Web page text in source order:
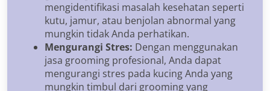
mengidentifikasi masalah kesehatan seperti
kutu, jamur, atau benjolan abnormal yang
mungkin tidak Anda perhatikan.
Mengurangi Stres: Dengan menggunakan
jasa grooming profesional, Anda dapat
mengurangi stres pada kucing Anda yang
mungkin timbul dari grooming yang